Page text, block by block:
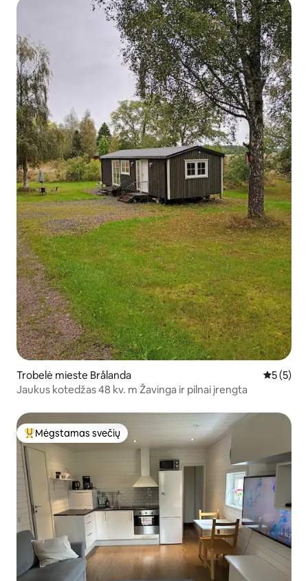
Trobelė mieste Brålanda Vidutinis
5 (5)
Jaukus kotedžas 48 kv. m Žavinga ir pilnai įrengta
Svečių mėgstamiausias
Mėgstamas svečių